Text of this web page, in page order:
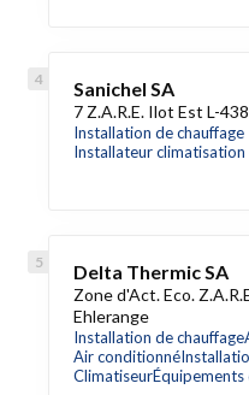
Sanichel SA
7 Z.A.R.E. Ilot Est L-
Installation de chauffage
Installateur
Delta Thermic SA
Zone d'Act. Eco.
Ehlerange
Installation de chauffage
Air conditionné
Climatiseur